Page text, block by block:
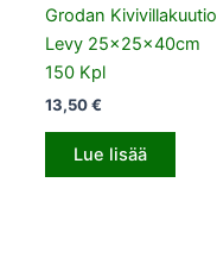
Grodan Kivivillakuutio
Levy 25x25x40cm
150 Kpl
13,50€
Lue lisää